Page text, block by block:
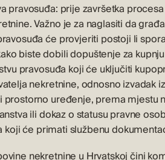
pravosuđa: prije završetka
Važno je za naglasiti da
će provjeriti postoji li
biste dobili dopuštenje za
pravosuđa koji će uključiti
nekretnine, odnosno izvadak
prostorno uređenje, prema mjestu
ili dokaz o statusu pravne
koji će primati službenu
nekretnine u Hrvatskoj čini